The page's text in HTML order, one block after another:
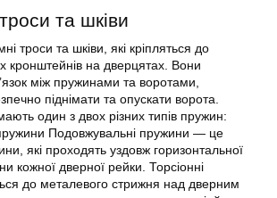
та шківи
троси та шківи, які кріпляться до
кронштейнів на дверцятах. Вони
між пружинами та воротами,
піднімати та опускати ворота.
один з двох різних типів пружин:
Подовжувальні пружини — це
які проходять уздовж горизонтальної
кожної дверної рейки. Торсіонні
до металевого стрижня над дверним